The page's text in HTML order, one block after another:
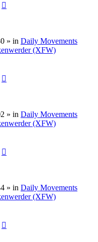
» in Daily Movements
(XFW)
» in Daily Movements
(XFW)
» in Daily Movements
(XFW)